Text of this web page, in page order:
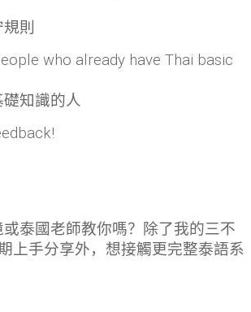
則
who already have Thai basic
知識的人
泰國老師教你嗎？除了我的三不
上手分享外， 想接觸更完整泰語系